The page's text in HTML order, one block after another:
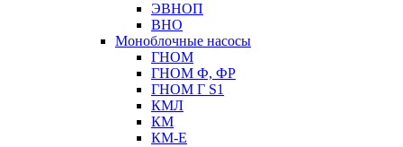
ЭВНОП
ВНО
Моноблочные насосы
ГНОМ
ГНОМ Ф, ФР
ГНОМ Г S1
КМЛ
КМ
КМ-Е